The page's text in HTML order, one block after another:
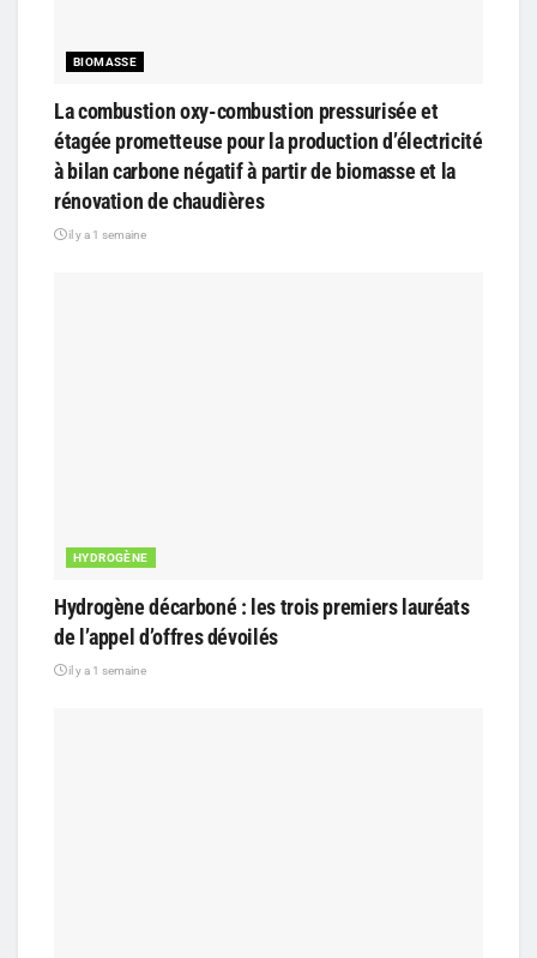
BIOMASSE
La combustion oxy-combustion pressurisée et
étagée prometteuse pour la production d’électricité
à bilan carbone négatif à partir de biomasse et la
rénovation de chaudières
il y a 1 semaine
HYDROGÈNE
Hydrogène décarboné : les trois premiers lauréats
de l’appel d’offres dévoilés
il y a 1 semaine